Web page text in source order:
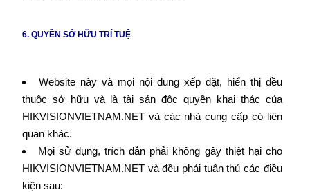
6. QUYỀN SỞ HỮU TRÍ TUỆ
Website này và mọi nội dung xếp đặt, hiển thị đều
thuộc sở hữu và là tài sản độc quyền khai thác của
HIKVISIONVIETNAM.NET và các nhà cung cấp có liên
quan khác.
Mọi sử dụng, trích dẫn phải không gây thiệt hại cho
HIKVISIONVIETNAM.NET và đều phải tuân thủ các điều
kiện sau: